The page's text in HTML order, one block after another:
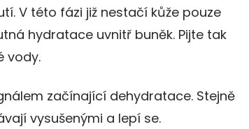
V této fázi již nestačí kůže pouze
hydratace uvnitř buněk. Pijte tak
vody.
začínající dehydratace. Stejně
vysušenými a lepí se.